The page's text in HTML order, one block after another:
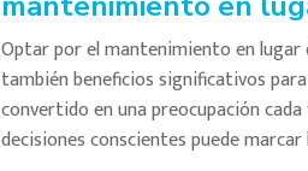
Optar por el mantenimiento en lugar
también beneficios significativos
convertido en una preocupación
decisiones conscientes puede